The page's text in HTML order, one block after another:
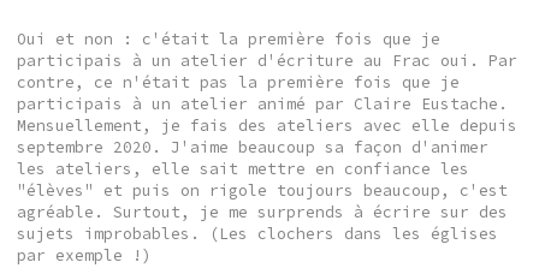
Oui et non : c'était la première fois que je
participais à un atelier d'écriture au Frac oui. Par
contre, ce n'était pas la première fois que je
participais à un atelier animé par Claire Eustache.
Mensuellement, je fais des ateliers avec elle depuis
septembre 2020. J'aime beaucoup sa façon d'animer
les ateliers, elle sait mettre en confiance les
"élèves" et puis on rigole toujours beaucoup, c'est
agréable. Surtout, je me surprends à écrire sur des
sujets improbables. (Les clochers dans les églises
par exemple !)